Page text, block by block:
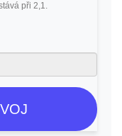
při 2,1.